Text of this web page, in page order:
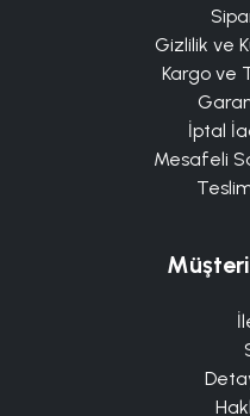
Gizlilik ve
Kargo ve
İptal
Mesafeli